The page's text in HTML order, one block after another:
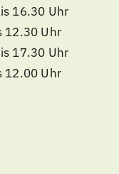
16.30 Uhr
12.30 Uhr
17.30 Uhr
12.00 Uhr